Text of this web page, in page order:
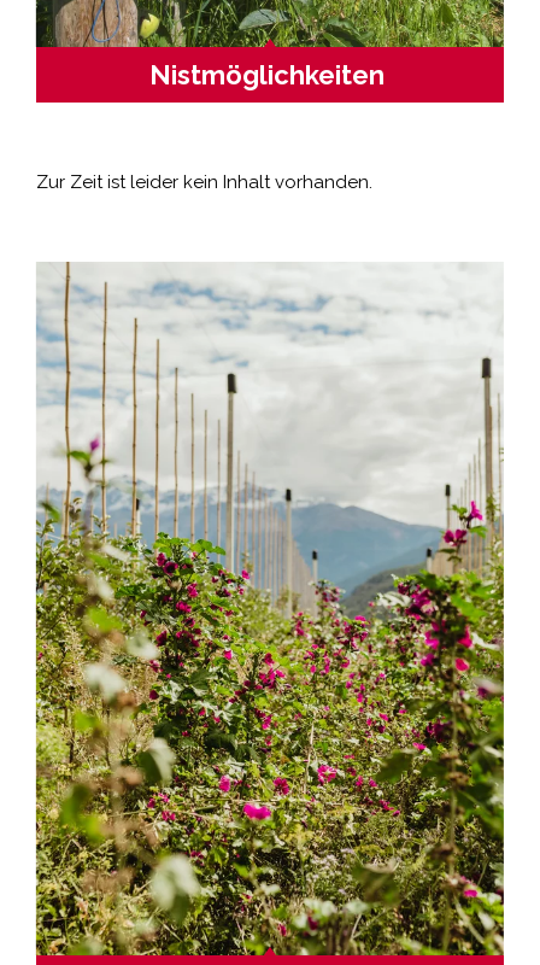
Nistmöglichkeiten
Zur Zeit ist leider kein Inhalt vorhanden.